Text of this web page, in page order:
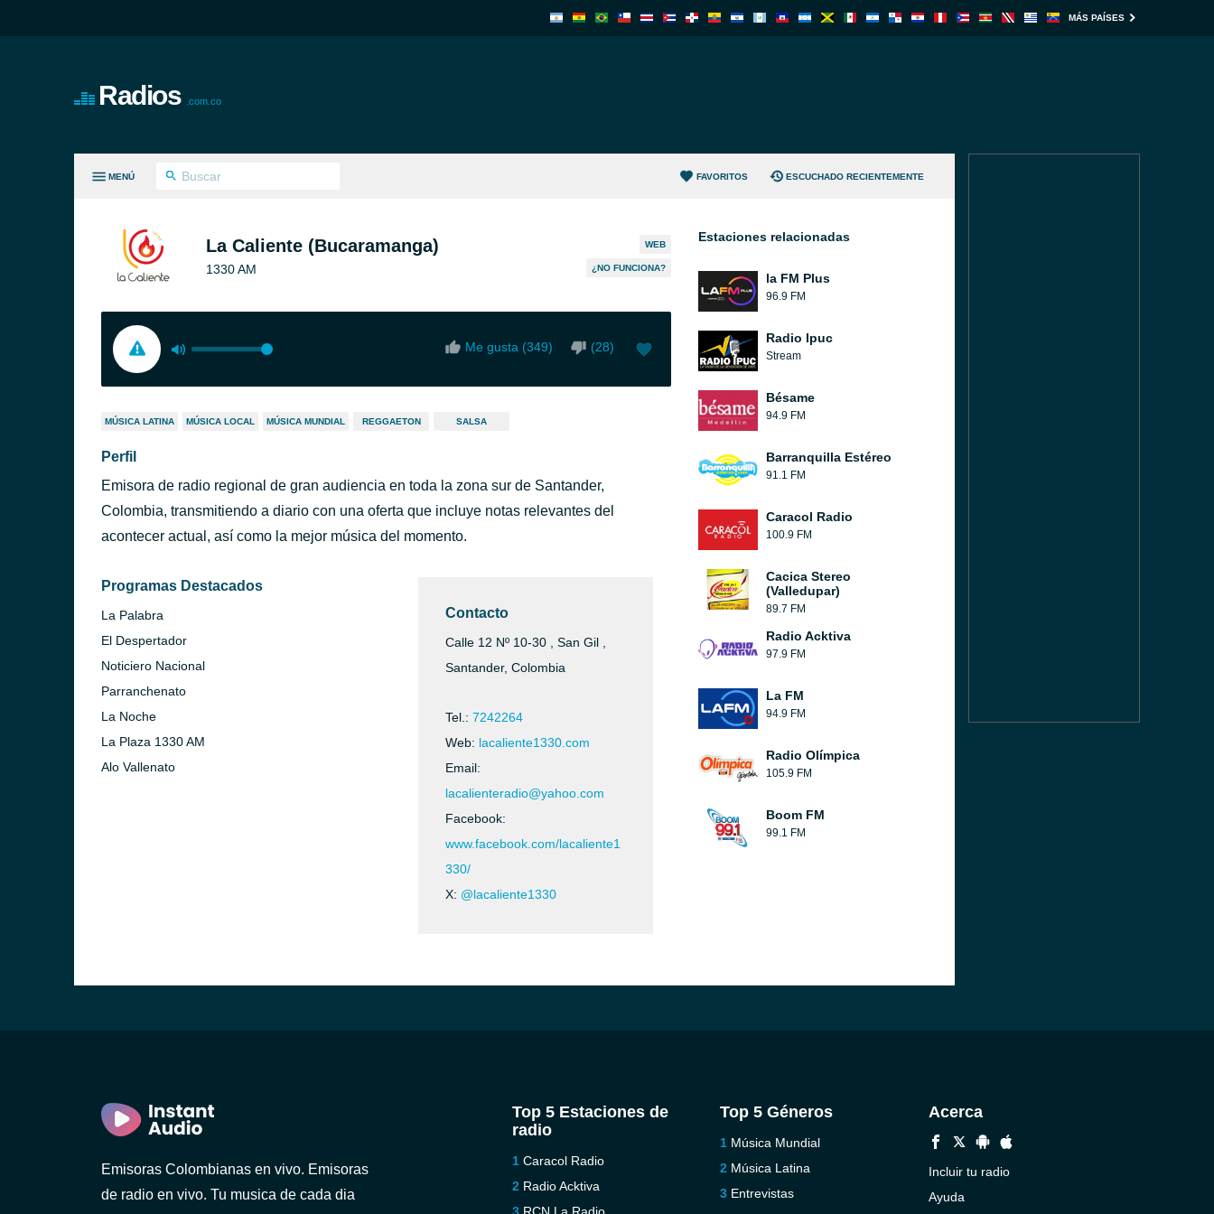
MÁS PAÍSES
Radios .com.co
MENÚ FAVORITOS ESCUCHADO RECIENTEMENTE
La Caliente (Bucaramanga)
1330 AM
WEB
¿NO FUNCIONA?
Me gusta (349) (28)
MÚSICA LATINA MÚSICA LOCAL MÚSICA MUNDIAL REGGAETON SALSA
Perfil
Emisora de radio regional de gran audiencia en toda la zona sur de Santander,
Colombia, transmitiendo a diario con una oferta que incluye notas relevantes del
acontecer actual, así como la mejor música del momento.
Programas Destacados
La Palabra
El Despertador
Noticiero Nacional
Parranchenato
La Noche
La Plaza 1330 AM
Alo Vallenato
Contacto
Calle 12 Nº 10-30 , San Gil ,
Santander, Colombia
Tel.: 7242264
Web: lacaliente1330.com
Email:
lacalienteradio@yahoo.com
Facebook:
www.facebook.com/lacaliente1
330/
X: @lacaliente1330
Estaciones relacionadas
la FM Plus
96.9 FM
Radio Ipuc
Stream
Bésame
94.9 FM
Barranquilla Estéreo
91.1 FM
Caracol Radio
100.9 FM
Cacica Stereo
(Valledupar)
89.7 FM
Radio Acktiva
97.9 FM
La FM
94.9 FM
Radio Olímpica
105.9 FM
Boom FM
99.1 FM
Emisoras Colombianas en vivo. Emisoras
de radio en vivo. Tu musica de cada dia
Top 5 Estaciones de
radio
Caracol Radio
Radio Acktiva
Top 5 Géneros
Música Mundial
Música Latina
Entrevistas
Acerca
Incluir tu radio
Ayuda